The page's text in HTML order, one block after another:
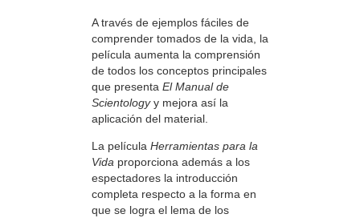
A través de ejemplos fáciles de
comprender tomados de la vida, la
película aumenta la comprensión
de todos los conceptos principales
que presenta El Manual de
Scientologyy mejora así la
aplicación del material.
La película Herramientas para la
Vida proporciona además a los
espectadores la introducción
completa respecto a la forma en
que se logra el lema de los